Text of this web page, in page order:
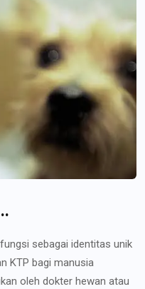
sebagai identitas unik
KTP bagi manusia
oleh dokter hewan atau